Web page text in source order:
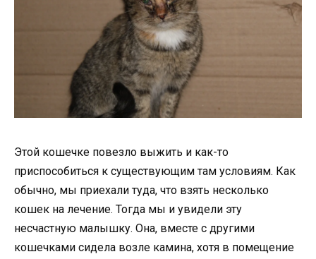
Этой кошечке повезло выжить и как-то
приспособиться к существующим там условиям. Как
обычно, мы приехали туда, что взять несколько
кошек на лечение. Тогда мы и увидели эту
несчастную малышку. Она, вместе с другими
кошечками сидела возле камина, хотя в помещение